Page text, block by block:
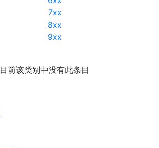
7xx
8xx
9xx
目前该类别中没有此条目